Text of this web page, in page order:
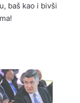
baš kao i bivši